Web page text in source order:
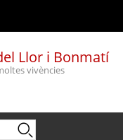
Llor i Bonmatí
vivències